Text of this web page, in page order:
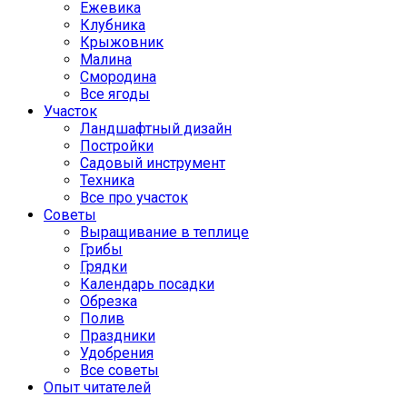
Ежевика
Клубника
Крыжовник
Малина
Смородина
Все ягоды
Участок
Ландшафтный дизайн
Постройки
Садовый инструмент
Техника
Все про участок
Советы
Выращивание в теплице
Грибы
Грядки
Календарь посадки
Обрезка
Полив
Праздники
Удобрения
Все советы
Опыт читателей